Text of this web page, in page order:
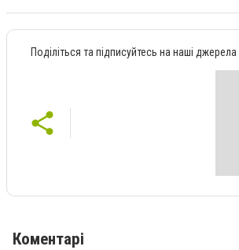
Поділіться та підписуйтесь на наші джерела
Коментарі